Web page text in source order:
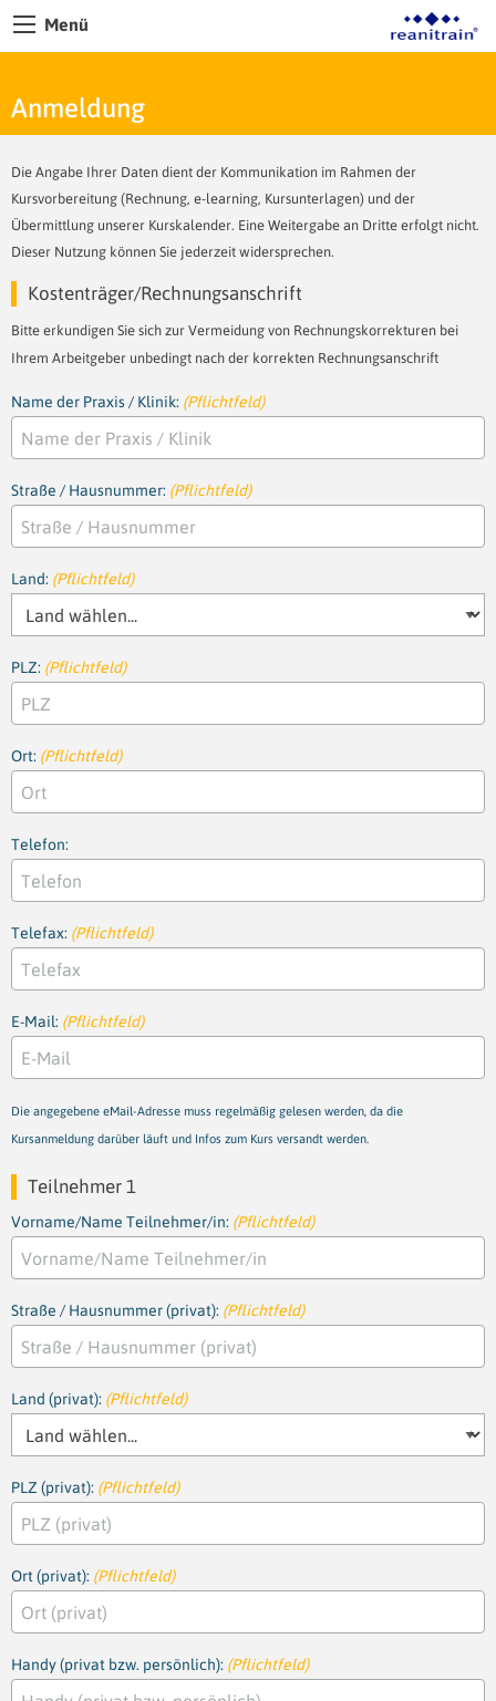
Menü
Anmeldung
Die Angabe Ihrer Daten dient der Kommunikation im Rahmen der
Kursvorbereitung (Rechnung, e-learning, Kursunterlagen) und der
Übermittlung unserer Kurskalender. Eine Weitergabe an Dritte erfolgt nicht.
Dieser Nutzung können Sie jederzeit widersprechen.
Kostenträger/Rechnungsanschrift
Bitte erkundigen Sie sich zur Vermeidung von Rechnungskorrekturen bei
Ihrem Arbeitgeber unbedingt nach der korrekten Rechnungsanschrift
Name der Praxis / Klinik: (Pflichtfeld)
Straße / Hausnummer: (Pflichtfeld)
Land: (Pflichtfeld)
PLZ: (Pflichtfeld)
Ort: (Pflichtfeld)
Telefon:
Telefax: (Pflichtfeld)
E-Mail: (Pflichtfeld)
Die angegebene eMail-Adresse muss regelmäßig gelesen werden, da die
Kursanmeldung darüber läuft und Infos zum Kurs versandt werden.
Teilnehmer 1
Vorname/Name Teilnehmer/in: (Pflichtfeld)
Straße / Hausnummer (privat): (Pflichtfeld)
Land (privat): (Pflichtfeld)
PLZ (privat): (Pflichtfeld)
Ort (privat): (Pflichtfeld)
Handy (privat bzw. persönlich): (Pflichtfeld)